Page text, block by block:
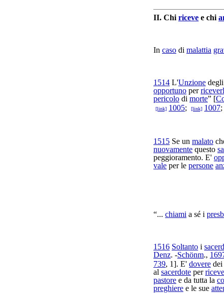
II. Chi riceve e chi
In caso di malattia
1514 L'Unzione degli
opportuno per
pericolo di morte” [
[link] 1005; [link] 1007;
1515 Se un malato
nuovamente questo
peggioramento. E'
vale per le persone
“... chiami a sé i
1516 Soltanto i
Denz. -Schönm.,
739, 1]. E' dovere dei
al sacerdote per
pastore e da tutta la
preghiere e le sue